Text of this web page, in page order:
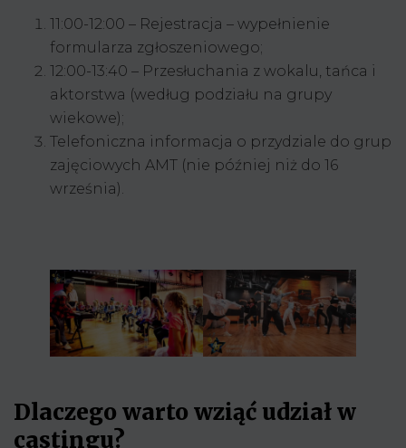
11:00-12:00 – Rejestracja – wypełnienie
formularza zgłoszeniowego;
12:00-13:40 – Przesłuchania z wokalu, tańca i
aktorstwa (według podziału na grupy
wiekowe);
Telefoniczna informacja o przydziale do grup
zajęciowych AMT (nie później niż do 16
września).
Dlaczego warto wziąć udział w
castingu?